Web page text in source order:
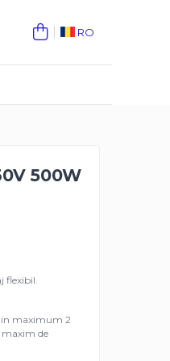
RO
500W
flexibil.
in maximum 2
maxim de